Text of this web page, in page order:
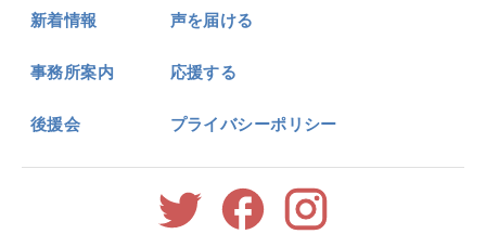
新着情報
事務所案内
後援会
声を届ける
応援する
プライバシーポリシー